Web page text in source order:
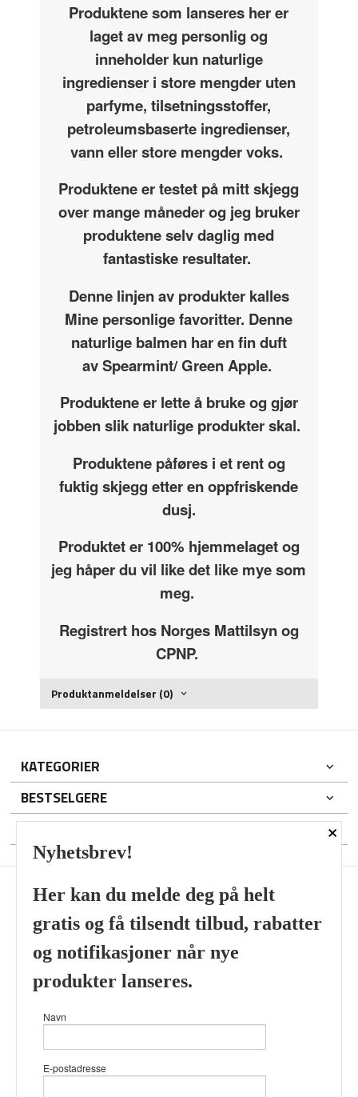
Produktene som lanseres her er
laget av meg personlig og
inneholder kun naturlige
ingredienser i store mengder uten
parfyme, tilsetningsstoffer,
petroleumsbaserte ingredienser,
vann eller store mengder voks.
Produktene er testet på mitt skjegg
over mange måneder og jeg bruker
produktene selv daglig med
fantastiske resultater.
Denne linjen av produkter kalles
Mine personlige favoritter. Denne
naturlige balmen har en fin duft
av Spearmint/ Green Apple.
Produktene er lette å bruke og gjør
jobben slik naturlige produkter skal.
Produktene påføres i et rent og
fuktig skjegg etter en oppfriskende
dusj.
Produktet er 100% hjemmelaget og
jeg håper du vil like det like mye som
meg.
Registrert hos Norges Mattilsyn og
CPNP.
Produktanmeldelser (0)
KATEGORIER
BESTSELGERE
DIN KONTO
Frakt Kjøpsbetingelser
Sikkerhet og personvern
Nyhetsbrev
Viking’s Perfume House & Beard Co Fløenbakken 43 A 5009
Bergen Tlf.41696407- Foretaksregisteret 933905799
du får en bedre kjøpsopplevelse og
×
Nyhetsbrev!
Her kan du melde deg på helt
gratis og få tilsendt tilbud, rabatter
og notifikasjoner når nye
produkter lanseres.
Navn
E-postadresse